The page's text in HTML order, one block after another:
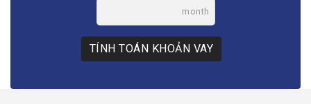
month
TÍNH TOÁN KHOẢN VAY